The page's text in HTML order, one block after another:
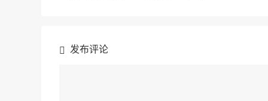
发布评论